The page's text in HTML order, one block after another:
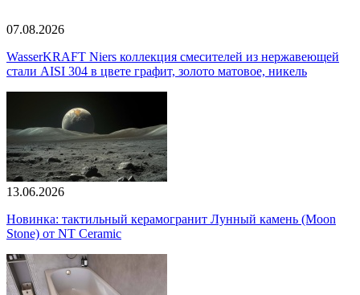
07.08.2026
WasserKRAFT Niers коллекция смесителей из нержавеющей
стали AISI 304 в цвете графит, золото матовое, никель
13.06.2026
Новинка: тактильный керамогранит Лунный камень (Moon
Stone) от NT Ceramic